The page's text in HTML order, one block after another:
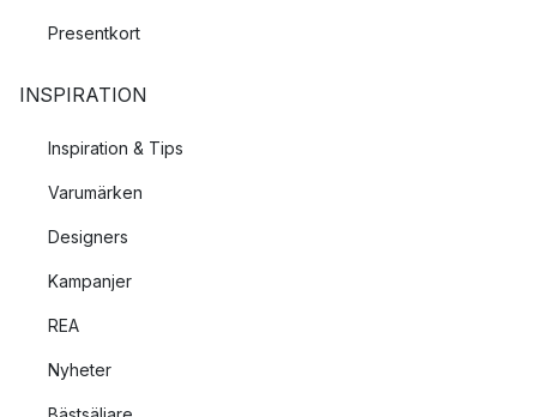
Presentkort
INSPIRATION
Inspiration & Tips
Varumärken
Designers
Kampanjer
REA
Nyheter